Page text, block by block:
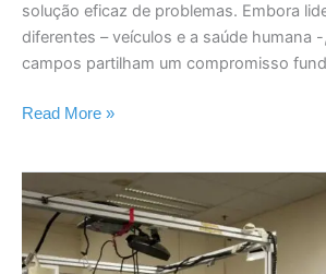
solução eficaz de problemas. Embora
diferentes – veículos e a saúde humana
campos partilham um compromisso
Read More »
Importância
dos
Testes